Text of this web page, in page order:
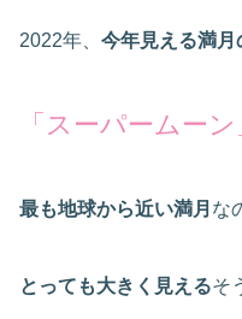
2022年、 今年見える満月
「スーパームーン
最も地球から近い満月 な
とっても大きく見えるそ